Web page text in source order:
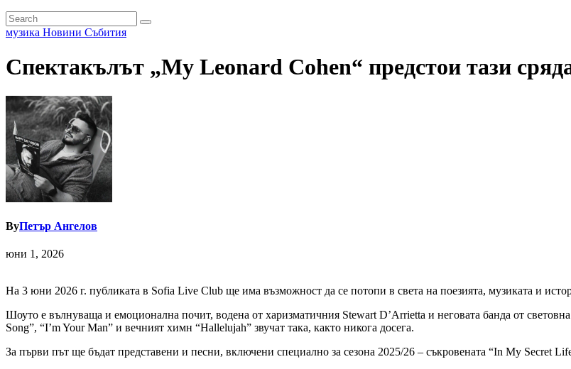
музика Новини Събития
Спектакълът „My Leonard Cohen“ предстои тази
ByПетър Ангелов
юни 1, 2026
На 3 юни 2026 г. публиката в Sofia Live Club ще има възможност да се потопи в света на поезията, музиката и
Шоуто е вълнуваща и емоционална почит, водена от харизматичния Stewart D’Arrietta и неговата банда от
Song”, “I’m Your Man” и вечният химн “Hallelujah” звучат така, както никога досега.
За първи път ще бъдат представени и песни, включени специално за сезона 2025/26 – съкровената “In My Secret